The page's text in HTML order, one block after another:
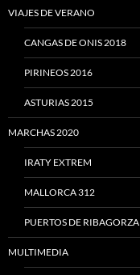
VIAJES DE VERANO
CANGAS DE ONIS 2018
PIRINEOS 2016
ASTURIAS 2015
MARCHAS 2020
IRATY EXTREM
MALLORCA 312
PUERTOS DE RIBAGORZA
MULTIMEDIA